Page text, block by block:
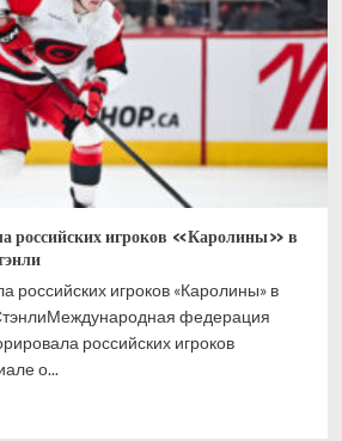
российских игроков «Каролины» в
российских игроков «Каролины» в
федерация
российских игроков
о...